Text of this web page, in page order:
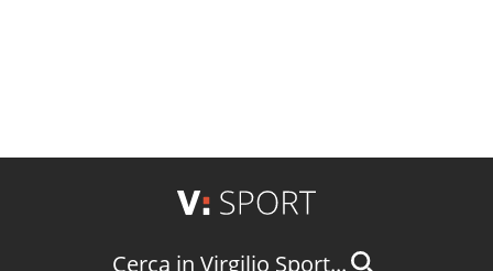
Cerca in Virgilio Sport...